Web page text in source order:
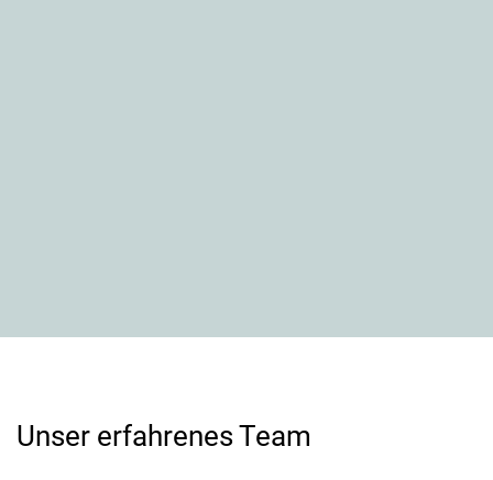
Unser erfahrenes Team